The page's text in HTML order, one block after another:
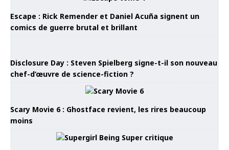
Escape : Rick Remender et Daniel Acuña signent un
comics de guerre brutal et brillant
Disclosure Day : Steven Spielberg signe-t-il son nouveau
chef-d’œuvre de science-fiction ?
Scary Movie 6 : Ghostface revient, les rires beaucoup
moins